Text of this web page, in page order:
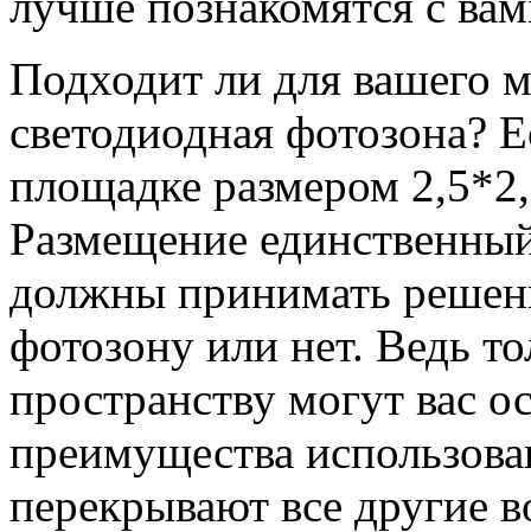
Подходит ли для вашего
светодиодная фотозона?
площадке размером
Размещение
должны принимать
фотозону или нет. Ведь
пространству могут вас
преимущества
перекрывают все другие